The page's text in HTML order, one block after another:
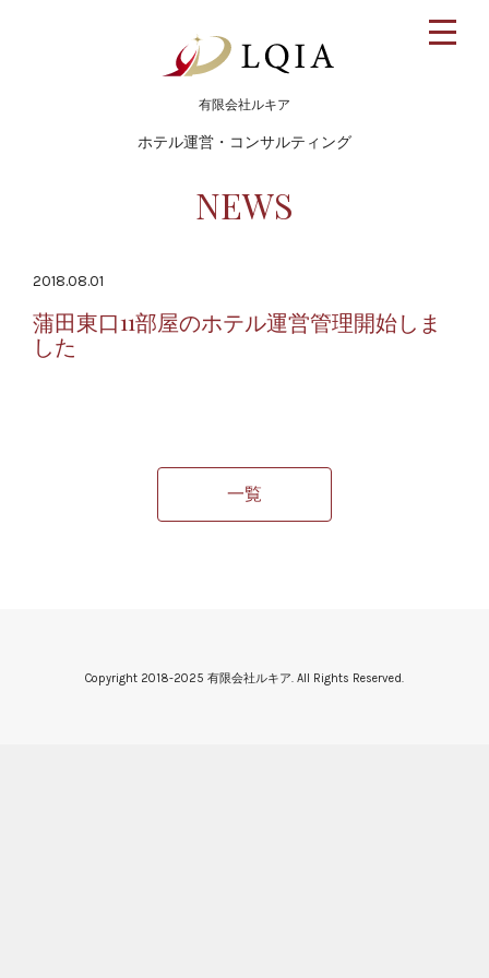
toggle
有限会社ルキア
ホテル運営・コンサルティング
NEWS
2018.08.01
蒲田東口11部屋のホテル運営管理開始しま
した
一覧
Copyright 2018-2025 有限会社ルキア. All Rights Reserved.